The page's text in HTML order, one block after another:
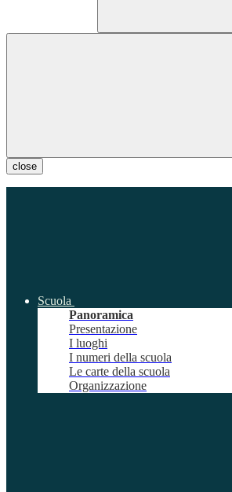
close
Scuola
Panoramica
Presentazione
I luoghi
I numeri della scuola
Le carte della scuola
Organizzazione